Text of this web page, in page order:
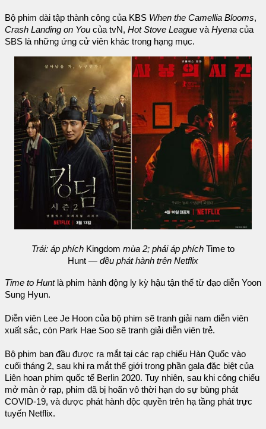
Bộ phim dài tập thành công của KBS When the Camellia Blooms,
Crash Landing on You của tvN, Hot Stove League và Hyena của
SBS là những ứng cử viên khác trong hạng mục.
Trái: áp phích Kingdom mùa 2; phải áp phích Time to
Hunt — đều phát hành trên Netflix
Time to Huntlà phim hành động ly kỳ hậu tận thế từ đạo diễn Yoon
Sung Hyun.
Diễn viên Lee Je Hoon của bộ phim sẽ tranh giải nam diễn viên
xuất sắc, còn Park Hae Soo sẽ tranh giải diễn viên trẻ.
Bộ phim ban đầu được ra mắt tại các rạp chiếu Hàn Quốc vào
cuối tháng 2, sau khi ra mắt thế giới trong phần gala đặc biệt của
Liên hoan phim quốc tế Berlin 2020. Tuy nhiên, sau khi công chiếu
mở màn ở rạp, phim đã bị hoãn vô thời hạn do sự bùng phát
COVID-19, và được phát hành độc quyền trên hạ tầng phát trực
tuyến Netflix.